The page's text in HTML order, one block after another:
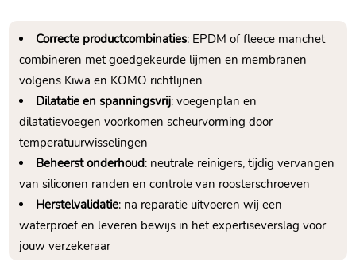
Correcte productcombinaties: EPDM of fleece manchet
combineren met goedgekeurde lijmen en membranen
volgens Kiwa en KOMO richtlijnen
Dilatatie en spanningsvrij: voegenplan en
dilatatievoegen voorkomen scheurvorming door
temperatuurwisselingen
Beheerst onderhoud: neutrale reinigers, tijdig vervangen
van siliconen randen en controle van roosterschroeven
Herstelvalidatie: na reparatie uitvoeren wij een
waterproef en leveren bewijs in het expertiseverslag voor
jouw verzekeraar